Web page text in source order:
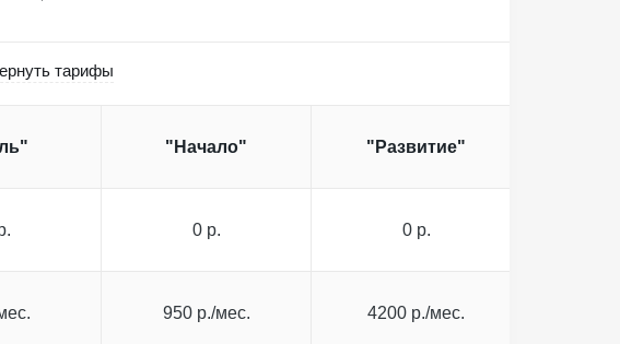
тарифы
"Начало" "Развитие"
0 р. 0 р.
950 р./мес. 4200 р./мес.